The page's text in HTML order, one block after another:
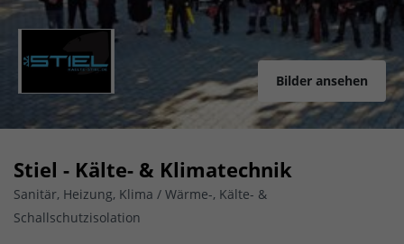
Bilder ansehen
Stiel - Kälte- & Klimatechnik
Sanitär, Heizung, Klima / Wärme-, Kälte- &
Schallschutzisolation